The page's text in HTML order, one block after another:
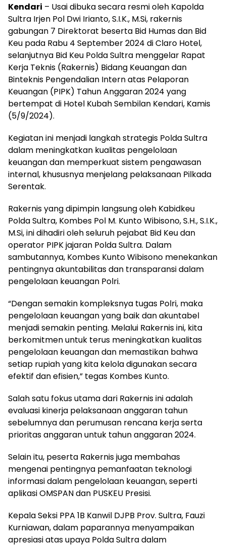
Kendari – Usai dibuka secara resmi oleh Kapolda
Sultra Irjen Pol Dwi Irianto, S.I.K., M.Si, rakernis
gabungan 7 Direktorat beserta Bid Humas dan Bid
Keu pada Rabu 4 September 2024 di Claro Hotel,
selanjutnya Bid Keu Polda Sultra menggelar Rapat
Kerja Teknis (Rakernis) Bidang Keuangan dan
Binteknis Pengendalian Intern atas Pelaporan
Keuangan (PIPK) Tahun Anggaran 2024 yang
bertempat di Hotel Kubah Sembilan Kendari, Kamis
(5/9/2024).
Kegiatan ini menjadi langkah strategis Polda Sultra
dalam meningkatkan kualitas pengelolaan
keuangan dan memperkuat sistem pengawasan
internal, khususnya menjelang pelaksanaan Pilkada
Serentak.
Rakernis yang dipimpin langsung oleh Kabidkeu
Polda Sultra, Kombes Pol M. Kunto Wibisono, S.H., S.I.K.,
M.Si, ini dihadiri oleh seluruh pejabat Bid Keu dan
operator PIPK jajaran Polda Sultra. Dalam
sambutannya, Kombes Kunto Wibisono menekankan
pentingnya akuntabilitas dan transparansi dalam
pengelolaan keuangan Polri.
“Dengan semakin kompleksnya tugas Polri, maka
pengelolaan keuangan yang baik dan akuntabel
menjadi semakin penting. Melalui Rakernis ini, kita
berkomitmen untuk terus meningkatkan kualitas
pengelolaan keuangan dan memastikan bahwa
setiap rupiah yang kita kelola digunakan secara
efektif dan efisien,” tegas Kombes Kunto.
Salah satu fokus utama dari Rakernis ini adalah
evaluasi kinerja pelaksanaan anggaran tahun
sebelumnya dan perumusan rencana kerja serta
prioritas anggaran untuk tahun anggaran 2024.
Selain itu, peserta Rakernis juga membahas
mengenai pentingnya pemanfaatan teknologi
informasi dalam pengelolaan keuangan, seperti
aplikasi OMSPAN dan PUSKEU Presisi.
Kepala Seksi PPA 1B Kanwil DJPB Prov. Sultra, Fauzi
Kurniawan, dalam paparannya menyampaikan
apresiasi atas upaya Polda Sultra dalam